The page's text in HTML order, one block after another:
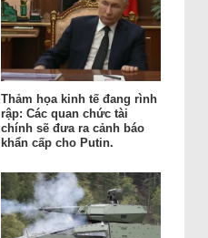
Thảm họa kinh tế đang rình
rập: Các quan chức tài
chính sẽ đưa ra cảnh báo
khẩn cấp cho Putin.